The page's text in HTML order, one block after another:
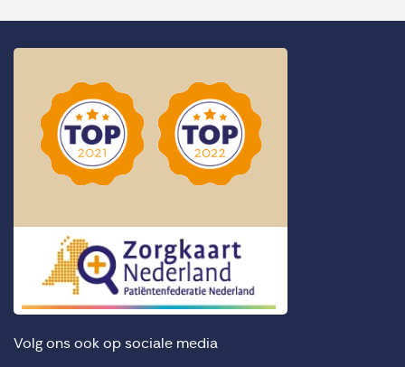
Volg ons ook op sociale media